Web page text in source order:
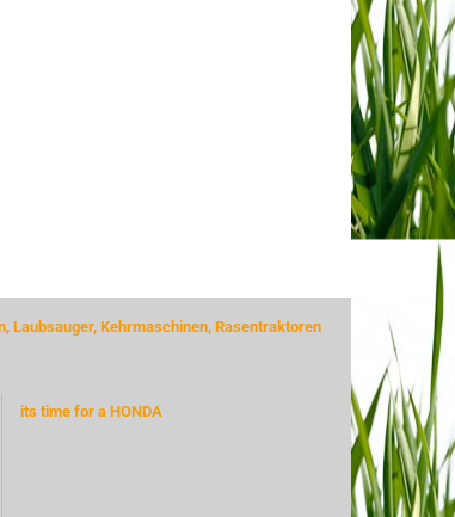
Laubsauger, Kehrmaschinen, Rasentraktoren
its time for a HONDA